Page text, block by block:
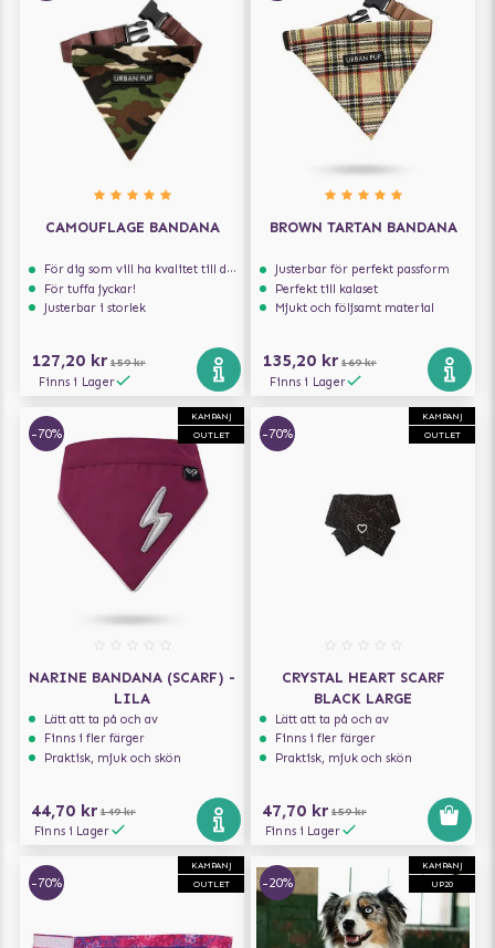
CAMOUFLAGE BANDANA
För dig som vill ha kvalitet till din hund!
För tuffa jyckar!
Justerbar i storlek
127,20 kr 159 kr
Finns i Lager
BROWN TARTAN BANDANA
Justerbar för perfekt passform
Perfekt till kalaset
Mjukt och följsamt material
135,20 kr 169 kr
Finns i Lager
KAMPANJ
OUTLET
-70%
NARINE BANDANA (SCARF) -
LILA
Lätt att ta på och av
Finns i fler färger
Praktisk, mjuk och skön
44,70 kr 149 kr
Finns i Lager
KAMPANJ
OUTLET
-70%
CRYSTAL HEART SCARF
BLACK LARGE
Lätt att ta på och av
Finns i fler färger
Praktisk, mjuk och skön
47,70 kr 159 kr
Finns i Lager
KAMPANJ
OUTLET
-70%
KAMPANJ
UP20
-20%